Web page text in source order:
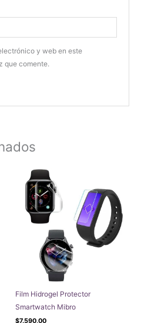
y web en este
que comente.
Film Hidrogel Protector
Smartwatch Mibro
$7.590,00